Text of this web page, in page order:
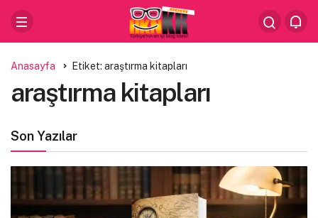
Anasayfa Etiket: araştırma kitapları
araştırma kitapları
Son Yazılar